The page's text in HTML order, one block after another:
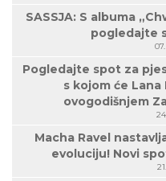
SASSJA: S albuma
pogledajte
Pogledajte spot za
s kojom će
ovogodišnjem
Macha Ravel
evoluciju! Novi